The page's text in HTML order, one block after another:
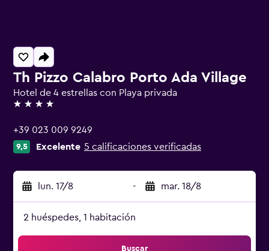
Th Pizzo Calabro Porto Ada Village
Hotel de 4 estrellas con Playa privada
4 estrellas
+39 023 009 9249
9,5 Excelente 5 calificaciones verificadas
lun. 17/8 - mar. 18/8
2 huéspedes, 1 habitación
Buscar